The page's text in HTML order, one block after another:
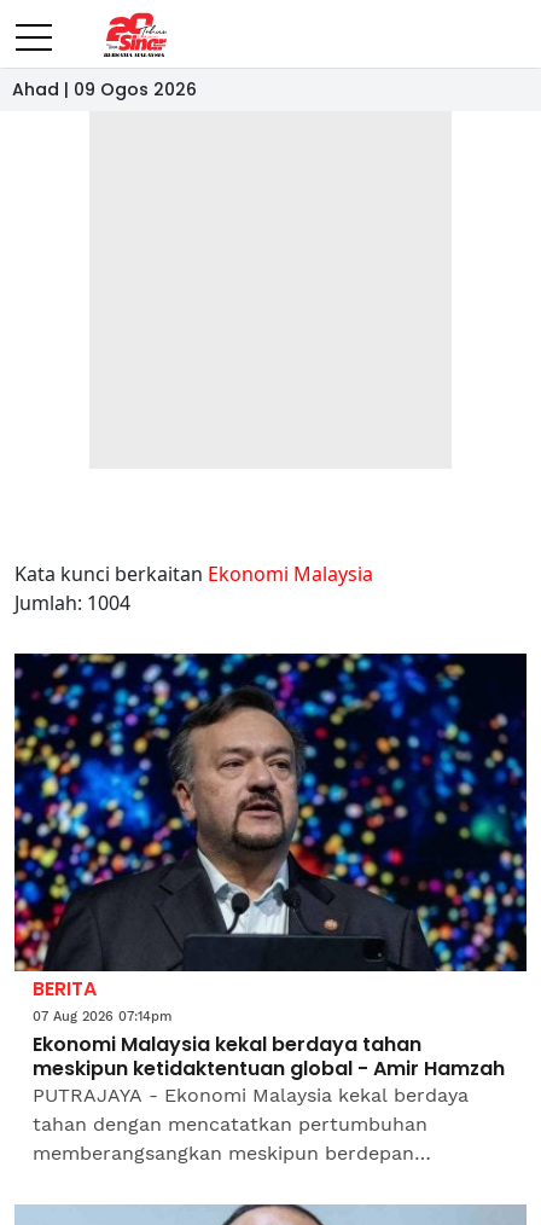
Ahad | 09 Ogos 2026
Kata kunci berkaitan Ekonomi Malaysia
Jumlah: 1004
BERITA
07 Aug 2026 07:14pm
Ekonomi Malaysia kekal berdaya tahan
meskipun ketidaktentuan global - Amir Hamzah
PUTRAJAYA - Ekonomi Malaysia kekal berdaya
tahan dengan mencatatkan pertumbuhan
memberangsangkan meskipun berdepan
geopolitik, kata Menteri Kewangan II, Datuk...